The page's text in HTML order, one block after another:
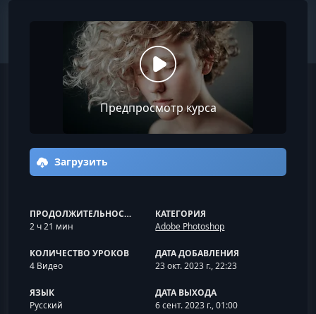
Предпросмотр курса
Загрузить
ПРОДОЛЖИТЕЛЬНОСТЬ
2 ч 21 мин
КАТЕГОРИЯ
Adobe Photoshop
КОЛИЧЕСТВО УРОКОВ
4 Видео
ДАТА ДОБАВЛЕНИЯ
23 окт. 2023 г., 22:23
ЯЗЫК
Русский
ДАТА ВЫХОДА
6 сент. 2023 г., 01:00